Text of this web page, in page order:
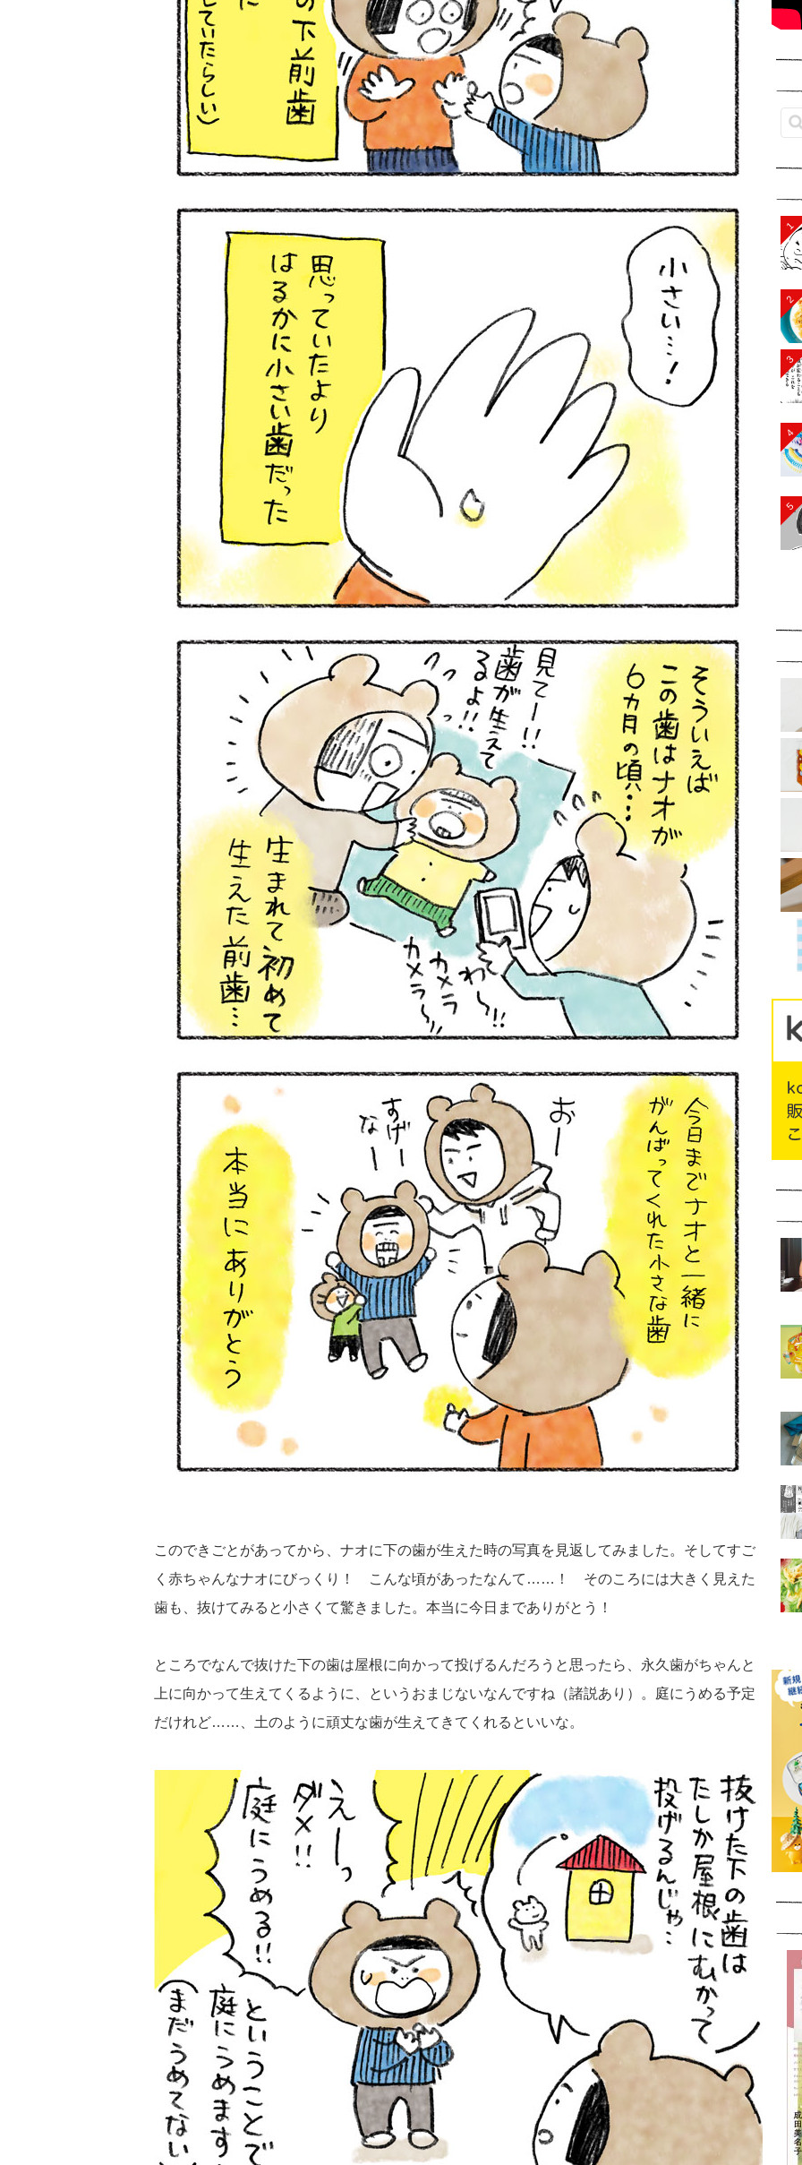
このできごとがあってから、ナオに下の歯が生えた時の写真を見返してみました。そしてすご
く赤ちゃんなナオにびっくり！ こんな頃があったなんて……！ そのころには大きく見えた
歯も、抜けてみると小さくて驚きました。本当に今日までありがとう！
ところでなんで抜けた下の歯は屋根に向かって投げるんだろうと思ったら、永久歯がちゃんと
上に向かって生えてくるように、というおまじないなんですね（諸説あり）。庭にうめる予定
だけれど……、土のように頑丈な歯が生えてきてくれるといいな。
1
2
3
4
5